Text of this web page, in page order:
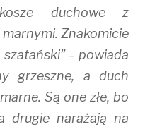
duchowe z
Znakomicie
– powiada
grzeszne, a duch
Są one złe, bo
drugie narażają na